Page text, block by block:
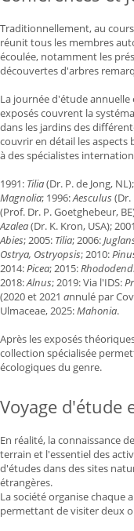
Traditionnellement, au
réunit tous les membres
écoulée, notamment les
découvertes d'arbres
La journée d'étude annuelle
exposés couvrent la
dans les jardins des
couvrir en détail les aspects
à des spécialistes
1991: Tilia(Dr. P. de Jong,
Magnolia; 1996:Aesculus (Dr.
(Prof. Dr. P. Goetghebeur,
Azalea(Dr. K. Kron, USA);
Abies; 2005: Tilia; 2006:
Ostrya, Ostryopsis; 2010:
2014:Picea; 2015:
2018:Alnus; 2019: Via l'IDS:
(2020 et 2021 annulé par
Ulmaceae, 2025:Mahonia.
Après les exposés
collection spécialisée
écologiques du genre.
Voyage d'étude
En réalité, la connaissance
terrain et l'essentiel des
d'études dans des sites
étrangères.
La société organise chaque
permettant de visiter deux